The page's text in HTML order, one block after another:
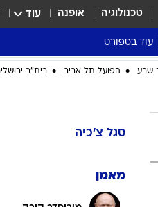
טכנולוגיה אופנה עוד
עוד בספורט
מונדיאל 2026
פודקאסטים
אבא של שבת
מעל הטבעת